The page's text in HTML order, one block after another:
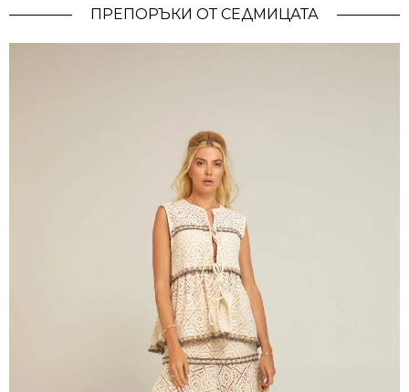
ПРЕПОРЪКИ ОТ СЕДМИЦАТА